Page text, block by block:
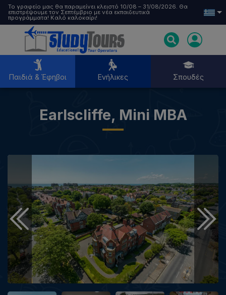
Το γραφείο μας θα παραμείνει κλειστό 10/08 – 31/08/2026. Θα
επιστρέψουμε τον Σεπτέμβριο με νέα εκπαιδευτικά
προγράμματα! Καλό καλοκαίρι!
Παιδιά & Έφηβοι Ενήλικες Σπουδές
Παιδιά & Έφηβοι
Earlscliffe, Mini MBA